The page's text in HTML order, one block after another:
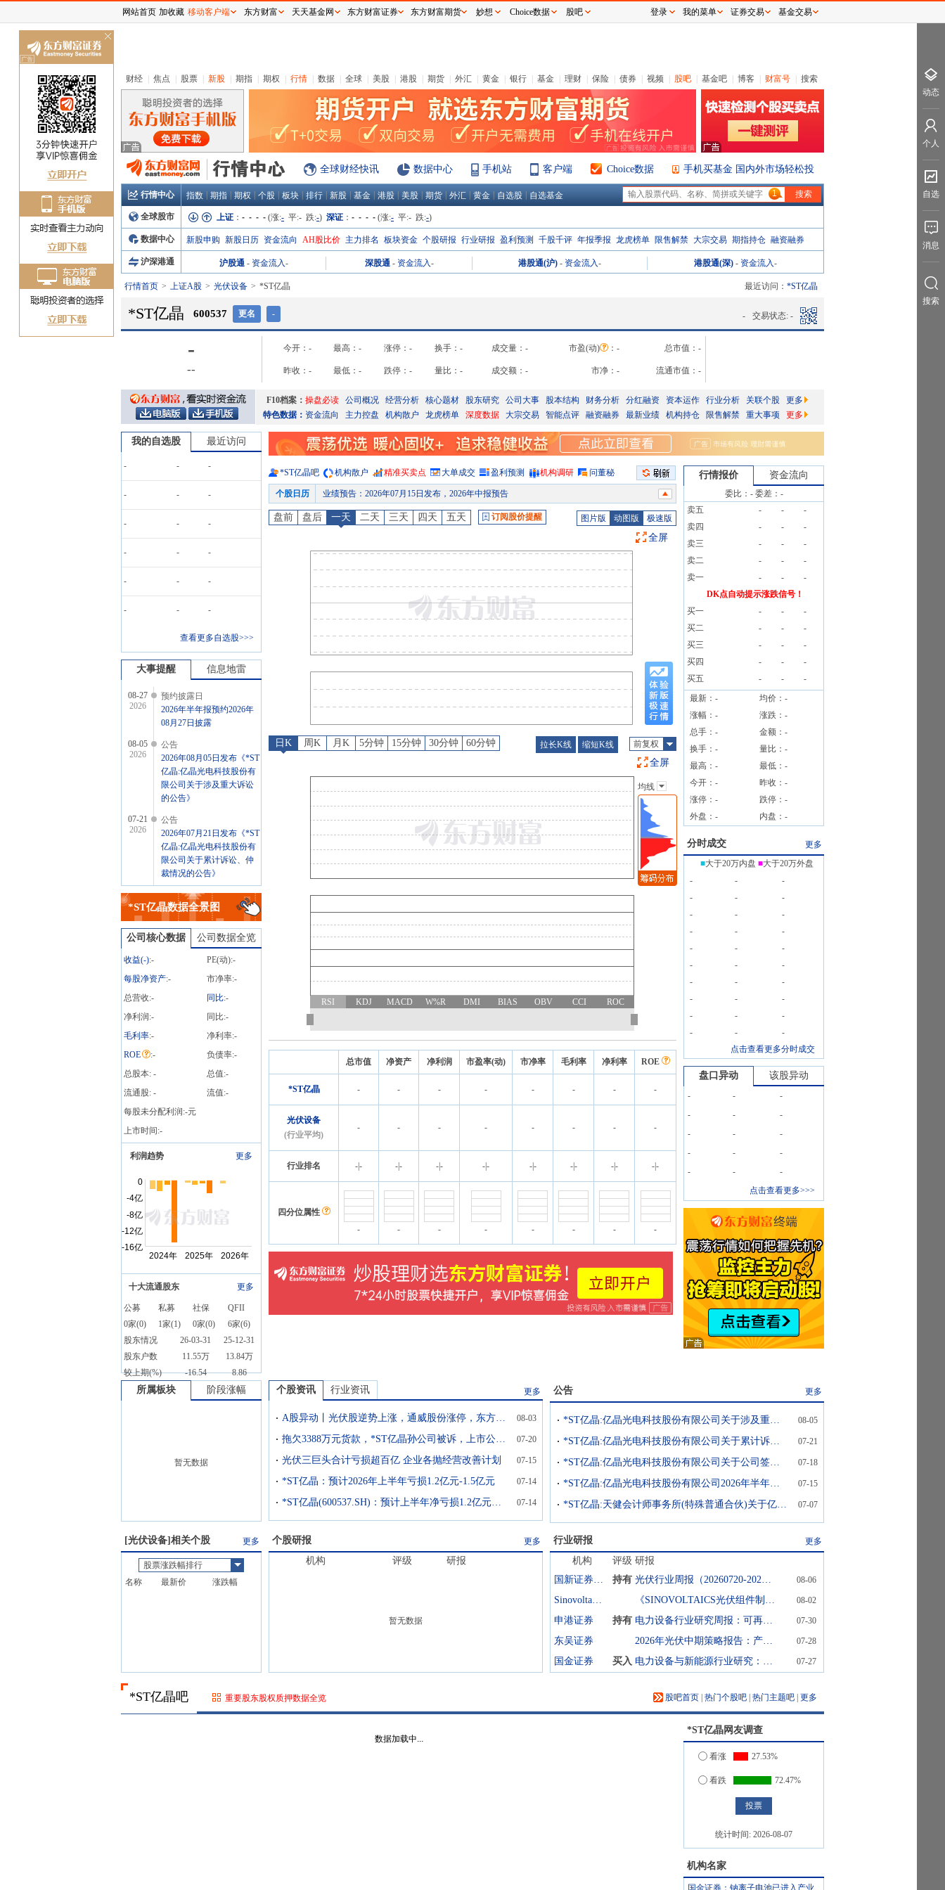
财经 焦点 股票 新股 期指 期权 行情 数据 全球 美股 港股 期货 外汇 黄金 银行 基金 理财 保险 债券 视频 股吧 基金吧 博客 财富号 搜索
全球财经快讯 数据中心 手机站 客户端 Choice数据 手机买基金 国内外市场轻松投
行情中心 指数 期指 期权 个股 板块 排行 新股 基金 港股 美股 期货 外汇 黄金 自选股 自选基金 1
全球股市 上证 ： - - - - (涨:- 平:- 跌:-) 深证 ： - - - - (涨:- 平:- 跌:-)
数据中心 新股申购 新股日历 资金流向 AH股比价 主力排名 板块资金 个股研报 行业研报 盈利预测 千股千评 年报季报 龙虎榜单 限售解禁 大宗交易 期指持仓 融资融券
沪深港通 沪股通 - 资金流入- 深股通 - 资金流入- 港股通(沪) - 资金流入- 港股通(深) - 资金流入-
行情首页 上证A股 光伏设备 *ST亿晶 最近访问： *ST亿晶
*ST亿晶 600537 更名 - - 交易状态: -
-
--
今开： - 最高： - 涨停： - 换手： - 成交量： - 市盈(动) ： - 总市值： -
昨收： - 最低： - 跌停： - 量比： - 成交额： - 市净： - 流通市值： -
F10档案： 操盘必读 公司概况 经营分析 核心题材 股东研究 公司大事 股本结构 财务分析 分红融资 资本运作 行业分析 关联个股
更多
特色数据： 资金流向 主力控盘 机构散户 龙虎榜单 深度数据 大宗交易 智能点评 融资融券 最新业绩 机构持仓 限售解禁 重大事项 更多
我的自选股 最近访问
- - -
- - -
- - -
- - -
- - -
- - -
查看更多自选股>>>
大事提醒 信息地雷
08-27
2026
预约披露日
2026年半年报预约2026年
08月27日披露
08-05
2026
公告
2026年08月05日发布《*ST
亿晶:亿晶光电科技股份有
限公司关于涉及重大诉讼
的公告》
07-21
2026
公告
2026年07月21日发布《*ST
亿晶:亿晶光电科技股份有
限公司关于累计诉讼、仲
裁情况的公告》
07-18
2026
公告
2026年07月18日发布《*ST
亿晶:亿晶光电科技股份有
限公司关于公司签署重整
投资协议事项的监管工作
函的回复公告》
*ST亿晶数据全景图
公司核心数据 公司数据全览
收益(-):- PE(动):-
每股净资产:- 市净率:-
总营收:- 同比:-
净利润:- 同比:-
毛利率:- 净利率:-
ROE
:- 负债率:-
总股本: - 总值:-
流通股: - 流值:-
每股未分配利润:-元
上市时间:-
利润趋势 更多
十大流通股东 更多
公募 私募 社保
QFII
0家(0) 1家(1) 0家(0) 6家(6)
股东情况
26-03-31
25-12-31
股东户数
11.55万
13.84万
较上期(%)
-16.54 8.86
*ST亿晶吧 机构散户 精准买卖点 大单成交 盈利预测 机构调研 问董秘
个股日历 业绩预告 ： 2026年07月15日发布，2026年中报预告
公告：2026年07月15日发布《*ST亿晶:亿晶光电科技股份有限公司2026年半年度业绩预亏公告》
：
2026年07月07日发布《*ST亿晶:亿晶光电科技股份有限公司关于上海证券交易所对公司2025年年度报告的信息披露监管问询函的回复公告》等2条公告
公告：2026年07月03日发布《*ST亿晶:亿晶光电科技股份有限公司股票交易异常波动及风险提示公告》
公告：2026年06月18日发布《*ST亿晶:亿晶光电科技股份有限公司股票交易风险提示公告》等3条公告
预约披露日：2026年半年报预约2026年08月27日披露
公告：2026年08月05日发布《*ST亿晶:亿晶光电科技股份有限公司关于涉及重大诉讼的公告》
公告：2026年07月18日发布《*ST亿晶:亿晶光电科技股份有限公司关于公司签署重整投资协议事项的监管工作函的回复公告》
盘前 盘后 一天 二天 三天 四天 五天 订阅股价提醒 图片版 动图版 极速版
全屏
日K 周K 月K 5分钟 15分钟 30分钟 60分钟 拉长K线 缩短K线 前复权
全屏
主图指标
均线
EXPMA
SAR
BBI
RSI KDJ MACD W%R DMI BIAS OBV CCI ROC
均线
总市值 净资产 净利润 市盈率(动) 市净率 毛利率 净利率 ROE
*ST亿晶 - - - - - - - -
光伏设备
(行业平均)
- - - - - - - -
行业排名 -- -- -|- -- -|- -|- -|- --
四分位属性
-
- - - - - - -
行情报价 资金流向
委比： -委差： -
卖五
- -
-
卖四
- -
-
卖三
- -
-
卖二
- -
-
卖一
- -
-
DK点自动提示涨跌信号！
买一
- -
-
买二
- -
-
买三
- -
-
买四
- -
-
买五
- -
-
最新： - 均价： -
涨幅： - 涨跌： -
总手： - 金额： -
换手： - 量比： -
最高： - 最低： -
今开： - 昨收： -
涨停： - 跌停： -
外盘： - 内盘： -
分时成交
更多
■大于20万内盘 ■大于20万外盘
-
-
-
-
-
-
-
-
-
-
-
-
-
-
-
-
-
-
-
-
-
-
-
-
-
-
-
-
-
-
点击查看更多分时成交
盘口异动 该股异动
- -
-
-
-
-
-
-
-
-
-
-
-
-
-
点击查看更多>>>
所属板块 阶段涨幅
暂无数据
个股资讯 行业资讯 更多
A股异动丨光伏股逆势上涨，通威股份涨停，东方日升涨超6% 08-03
拖欠3388万元货款，*ST亿晶孙公司被诉，上市公司上半年预亏1.2至1.5亿元 07-20
光伏三巨头合计亏损超百亿 企业各抛经营改善计划 07-15
*ST亿晶：预计2026年上半年亏损1.2亿元-1.5亿元 07-14
*ST亿晶(600537.SH)：预计上半年净亏损1.2亿元到1.5亿元 07-14
公告 更多
*ST亿晶:亿晶光电科技股份有限公司关于涉及重大诉讼的公告 08-05
*ST亿晶:亿晶光电科技股份有限公司关于累计诉讼、仲裁情况的公告 07-21
*ST亿晶:亿晶光电科技股份有限公司关于公司签署重整投资协议事项的监管工作函的回复公告 07-18
*ST亿晶:亿晶光电科技股份有限公司2026年半年度业绩预亏公告 07-15
*ST亿晶:天健会计师事务所(特殊普通合伙)关于亿晶光电科技股份有限公司2025年年度报告的信息披露监管问询函回复的专项说明 07-07
[光伏设备]相关个股 更多
股票涨跌幅排行
名称
最新价 涨跌幅
个股研报 更多
机构 评级 研报
暂无数据
行业研报 更多
机构 评级 研报
国新证券股份
持有 光伏行业周报（20260720-20260724） 08-06
Sinovoltaics Group Limited 《SINOVOLTAICS光伏组件制造商排名报告》2026年第三版 08-02
申港证券 持有 电力设备行业研究周报：可再生能源“十五五”规划开启高质量发展新范式 07-30
东吴证券 2026年光伏中期策略报告：产业持续磨底，供给侧静待优化 07-28
国金证券 买入 电力设备与新能源行业研究：宁王振臂、政策助力，新能源吹响反攻号角 07-27
*ST亿晶吧 重要股东股权质押数据全览 股吧首页 热门个股吧 热门主题吧 更多
*ST亿晶网友调查
看涨 27.53%
看跌 72.47%
统计时间: 2026-08-07
机构名家
国金证券：钠离子电池已进入产业
网站首页 加收藏 移动客户端 东方财富 天天基金网 东方财富证券 东方财富期货 妙想 Choice数据 股吧 登录 我的菜单 证券交易 基金交易
动态
个人
自选
消息
搜索